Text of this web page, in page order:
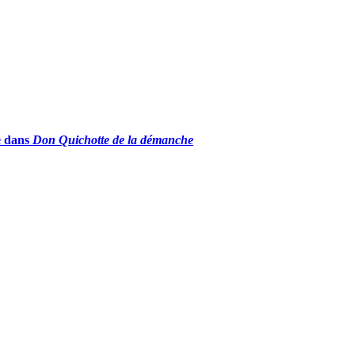
dans Don Quichotte de la démanche